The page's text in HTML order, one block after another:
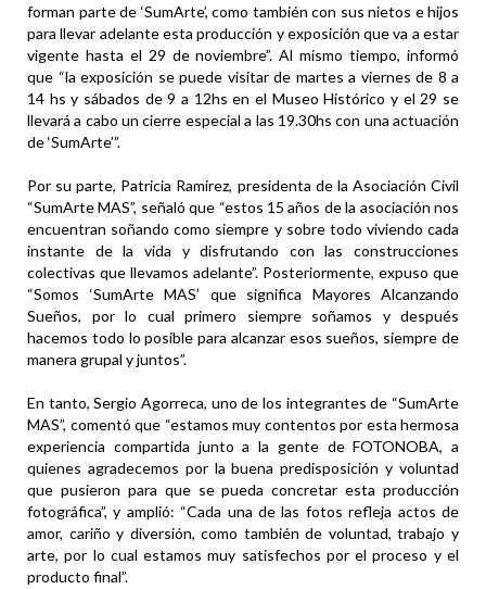
forman parte de ‘SumArte’, como también con sus nietos e hijos
para llevar adelante esta producción y exposición que va a estar
vigente hasta el 29 de noviembre”. Al mismo tiempo, informó
que “la exposición se puede visitar de martes a viernes de 8 a
14 hs y sábados de 9 a 12hs en el Museo Histórico y el 29 se
llevará a cabo un cierre especial a las 19.30hs con una actuación
de ‘SumArte’”.
Por su parte, Patricia Ramírez, presidenta de la Asociación Civil
“SumArte MAS”, señaló que “estos 15 años de la asociación nos
encuentran soñando como siempre y sobre todo viviendo cada
instante de la vida y disfrutando con las construcciones
colectivas que llevamos adelante”. Posteriormente, expuso que
“Somos ‘SumArte MAS’ que significa Mayores Alcanzando
Sueños, por lo cual primero siempre soñamos y después
hacemos todo lo posible para alcanzar esos sueños, siempre de
manera grupal y juntos”.
En tanto, Sergio Agorreca, uno de los integrantes de “SumArte
MAS”, comentó que “estamos muy contentos por esta hermosa
experiencia compartida junto a la gente de FOTONOBA, a
quienes agradecemos por la buena predisposición y voluntad
que pusieron para que se pueda concretar esta producción
fotográfica”, y amplió: “Cada una de las fotos refleja actos de
amor, cariño y diversión, como también de voluntad, trabajo y
arte, por lo cual estamos muy satisfechos por el proceso y el
producto final”.